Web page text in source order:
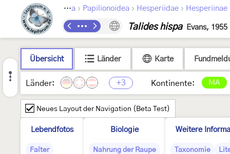
Lepidoptera › Papilionoidea › Hesperiidae › Hesperiinae
Talides hispa Evans, 1955
Übersicht Länder Karte
Länder: +3 Kontinente: MA
Neues Layout der Navigation (Beta Test)
Lebendfotos
Falter
Biologie
Nahrung der Raupe
Weitere
Taxonomie